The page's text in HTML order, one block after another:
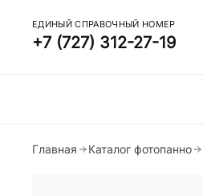
ЕДИНЫЙ СПРАВОЧНЫЙ НОМЕР
+7 (727) 312-27-19
Главная Каталог фотопанно